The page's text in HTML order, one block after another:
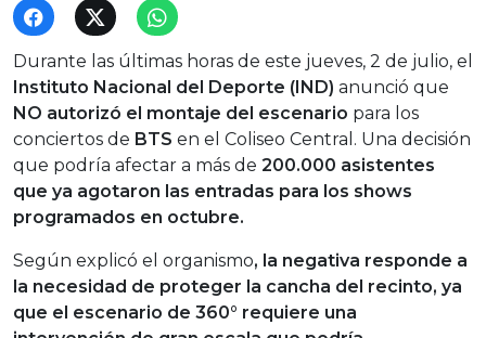
Durante las últimas horas de este jueves, 2 de julio, el
Instituto Nacional del Deporte (IND) anunció que
NO autorizó el montaje del escenario para los
conciertos de BTS en el Coliseo Central. Una decisión
que podría afectar a más de 200.000 asistentes
que ya agotaron las entradas para los shows
programados en octubre.
Según explicó el organismo, la negativa responde a
la necesidad de proteger la cancha del recinto, ya
que el escenario de 360° requiere una